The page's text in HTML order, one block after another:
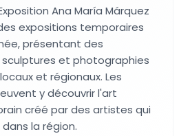
Ana María Márquez
expositions temporaires
présentant des
et photographies
et régionaux. Les
y découvrir l'art
créé par des artistes qui
la région.